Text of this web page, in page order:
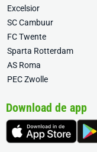
Excelsior
SC Cambuur
FC Twente
Sparta Rotterdam
AS Roma
PEC Zwolle
Download de app